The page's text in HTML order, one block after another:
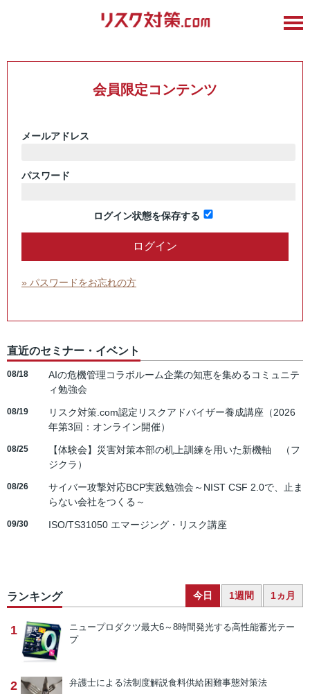
会員限定コンテンツ
メールアドレス
パスワード
ログイン状態を保存する
» パスワードをお忘れの方
直近のセミナー・イベント
08/18
AIの危機管理コラボルーム企業の知恵を集めるコミュニテ
ィ勉強会
08/19
リスク対策.com認定リスクアドバイザー養成講座（2026
年第3回：オンライン開催）
08/25
【体験会】災害対策本部の机上訓練を用いた新機軸 （フ
ジクラ）
08/26
サイバー攻撃対応BCP実践勉強会～NIST CSF 2.0で、止ま
らない会社をつくる～
09/30 ISO/TS31050 エマージング・リスク講座
ランキング 今日 1週間 1ヵ月
1 ニュープロダクツ最大6～8時間発光する高性能蓄光テー
プ
2 弁護士による法制度解説食料供給困難事態対策法